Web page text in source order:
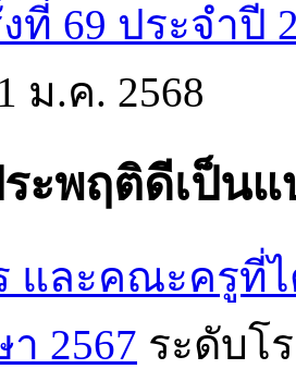
ที่ 69 ประจำปี
ม.ค. 2568
ะพฤติดีเป็นแ
และคณะครูที่
2567 ระดับโ